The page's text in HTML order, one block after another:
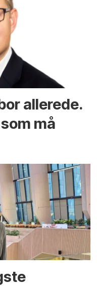
allerede.
må